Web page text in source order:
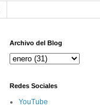
Archivo del Blog
Redes Sociales
YouTube